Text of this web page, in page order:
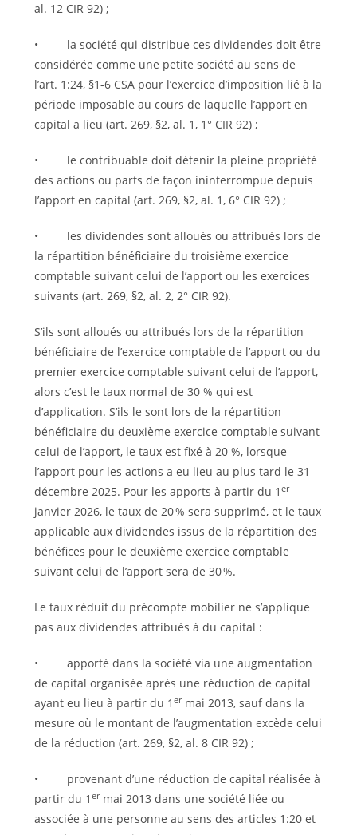
al. 12 CIR 92) ;
• la société qui distribue ces dividendes doit être
considérée comme une petite société au sens de
l’art. 1:24, §1-6 CSA pour l’exercice d’imposition lié à la
période imposable au cours de laquelle l’apport en
capital a lieu (art. 269, §2, al. 1, 1° CIR 92) ;
• le contribuable doit détenir la pleine propriété
des actions ou parts de façon ininterrompue depuis
l’apport en capital (art. 269, §2, al. 1, 6° CIR 92) ;
• les dividendes sont alloués ou attribués lors de
la répartition bénéficiaire du troisième exercice
comptable suivant celui de l’apport ou les exercices
suivants (art. 269, §2, al. 2, 2° CIR 92).
S’ils sont alloués ou attribués lors de la répartition
bénéficiaire de l’exercice comptable de l’apport ou du
premier exercice comptable suivant celui de l’apport,
alors c’est le taux normal de 30 % qui est
d’application. S’ils le sont lors de la répartition
bénéficiaire du deuxième exercice comptable suivant
celui de l’apport, le taux est fixé à 20 %, lorsque
l’apport pour les actions a eu lieu au plus tard le 31
décembre 2025. Pour les apports à partir du 1 er
janvier 2026, le taux de 20 % sera supprimé, et le taux
applicable aux dividendes issus de la répartition des
bénéfices pour le deuxième exercice comptable
suivant celui de l’apport sera de 30 %.
Le taux réduit du précompte mobilier ne s’applique
pas aux dividendes attribués à du capital :
• apporté dans la société via une augmentation
de capital organisée après une réduction de capital
ayant eu lieu à partir du 1 ermai 2013, sauf dans la
mesure où le montant de l’augmentation excède celui
de la réduction (art. 269, §2, al. 8 CIR 92) ;
• provenant d’une réduction de capital réalisée à
partir du 1 ermai 2013 dans une société liée ou
associée à une personne au sens des articles 1:20 et